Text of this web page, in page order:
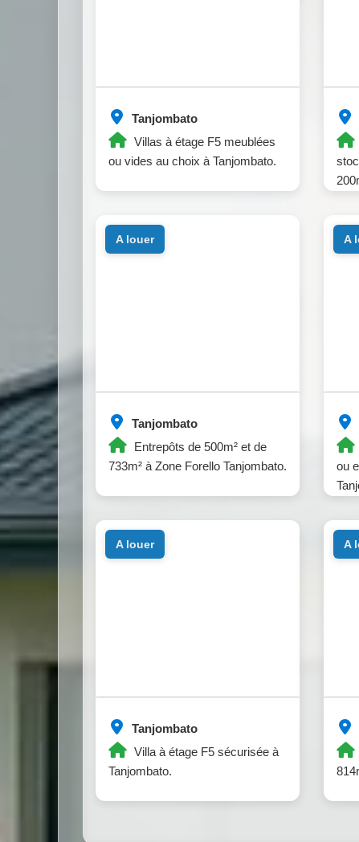
Tanjombato
Villas à étage F5 meublées
ou vides au choix à Tanjombato.
Tanjombato
Entrepôts de 500m² et de
733m² à Zone Forello Tanjombato.
a louer
ou
a
Tanjombato
Villa à étage F5 sécurisée à
Tanjombato.
a louer a